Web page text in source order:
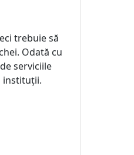
trebuie să
Odată cu
serviciile
instituții.